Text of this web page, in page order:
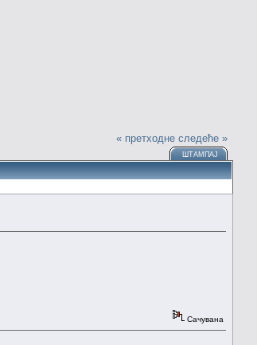
« претходне следеће »
ШТАМПАЈ
Сачувана